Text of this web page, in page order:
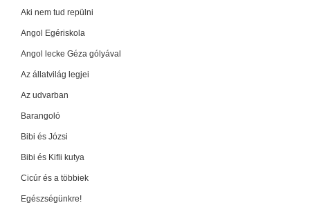
Aki nem tud repülni
Angol Egériskola
Angol lecke Géza gólyával
Az állatvilág legjei
Az udvarban
Barangoló
Bibi és Józsi
Bibi és Kifli kutya
Cicúr és a többiek
Egészségünkre!